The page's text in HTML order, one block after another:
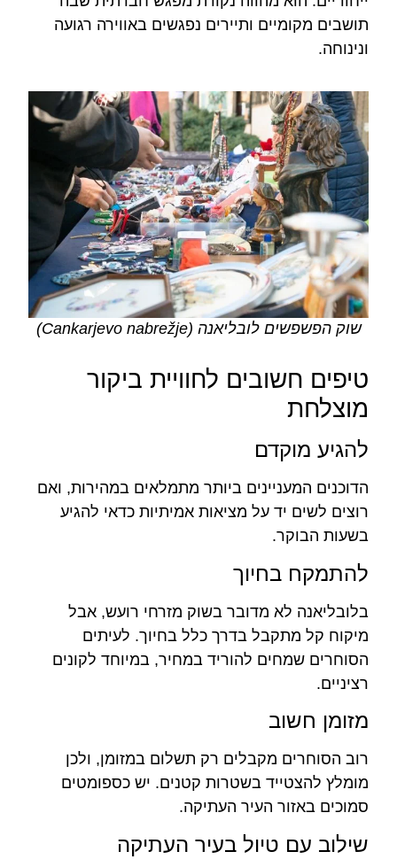
תושבים מקומיים ותיירים נפגשים באווירה רגועה
ונינוחה.
שוק הפשפשים לובליאנה (Cankarjevo nabrežje)
טיפים חשובים לחוויית ביקור
מוצלחת
להגיע מוקדם
הדוכנים המעניינים ביותר מתמלאים במהירות, ואם
רוצים לשים יד על מציאות אמיתיות כדאי להגיע
בשעות הבוקר.
להתמקח בחיוך
בלובליאנה לא מדובר בשוק מזרחי רועש, אבל
מיקוח קל מתקבל בדרך כלל בחיוך. לעיתים
הסוחרים שמחים להוריד במחיר, במיוחד לקונים
רציניים.
מזומן חשוב
רוב הסוחרים מקבלים רק תשלום במזומן, ולכן
מומלץ להצטייד בשטרות קטנים. יש כספומטים
סמוכים באזור העיר העתיקה.
שילוב עם טיול בעיר העתיקה